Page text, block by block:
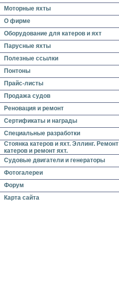
Моторные яхты
О фирме
Оборудование для катеров и яхт
Парусные яхты
Полезные ссылки
Понтоны
Прайс-листы
Продажа судов
Реновация и ремонт
Сертификаты и награды
Специальные разработки
Стоянка катеров и яхт. Эллинг. Ремонт
катеров и ремонт яхт.
Судовые двигатели и генераторы
Фотогалереи
Форум
Карта сайта